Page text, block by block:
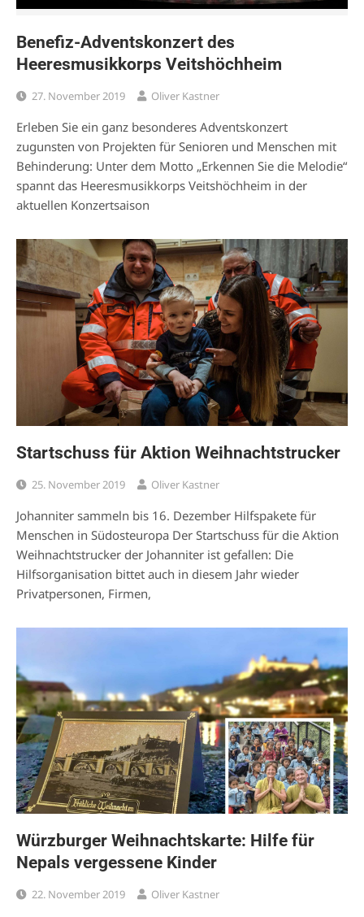
Benefiz-Adventskonzert des
Heeresmusikkorps Veitshöchheim
27. November 2019 Oliver Kastner
Erleben Sie ein ganz besonderes Adventskonzert
zugunsten von Projekten für Senioren und Menschen mit
Behinderung: Unter dem Motto „Erkennen Sie die Melodie“
spannt das Heeresmusikkorps Veitshöchheim in der
aktuellen Konzertsaison
Startschuss für Aktion Weihnachtstrucker
25. November 2019 Oliver Kastner
Johanniter sammeln bis 16. Dezember Hilfspakete für
Menschen in Südosteuropa Der Startschuss für die Aktion
Weihnachtstrucker der Johanniter ist gefallen: Die
Hilfsorganisation bittet auch in diesem Jahr wieder
Privatpersonen, Firmen,
Würzburger Weihnachtskarte: Hilfe für
Nepals vergessene Kinder
22. November 2019 Oliver Kastner